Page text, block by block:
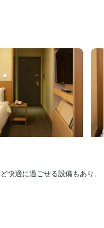
快適に過ごせる設備もあり、